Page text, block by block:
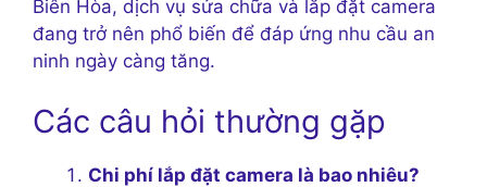
Biên Hòa, dịch vụ sửa chữa và lắp đặt camera
đang trở nên phổ biến để đáp ứng nhu cầu an
ninh ngày càng tăng.
Các câu hỏi thường gặp
Chi phí lắp đặt camera là bao nhiêu?